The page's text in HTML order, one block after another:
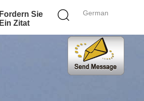
German
Fordern Sie
Ein Zitat